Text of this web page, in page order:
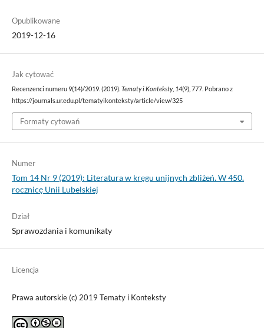
Opublikowane
2019-12-16
Jak cytować
Recenzenci numeru 9(14)/2019. (2019). Tematy i Konteksty, 14(9), 777. Pobrano z
https://journals.ur.edu.pl/tematyikonteksty/article/view/325
Formaty cytowań
Numer
Tom 14 Nr 9 (2019): Literatura w kręgu unijnych zbliżeń. W 450.
rocznicę Unii Lubelskiej
Dział
Sprawozdania i komunikaty
Licencja
Prawa autorskie (c) 2019 Tematy i Konteksty